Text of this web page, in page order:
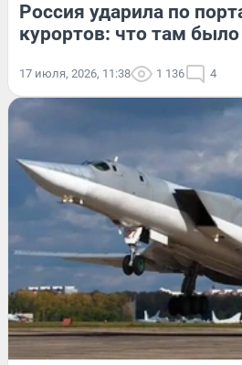
Россия ударила по
курортов: что там было
17 июля, 2026, 11:38 1 136 4